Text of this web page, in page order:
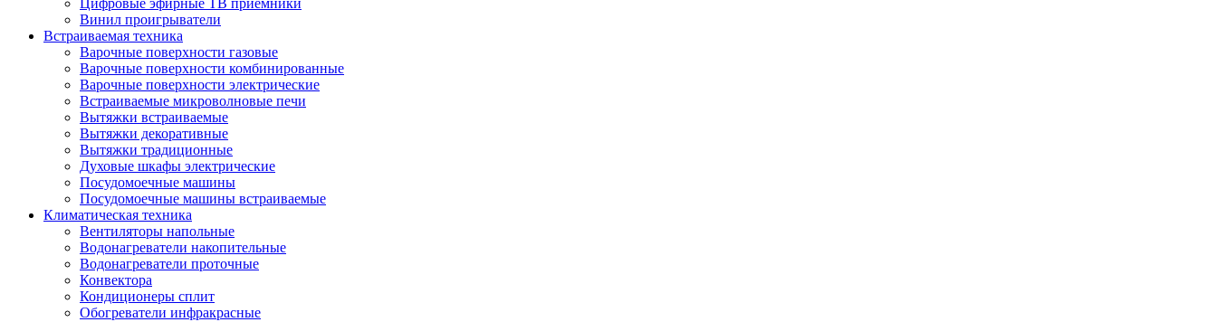
Цифровые эфирные ТВ приёмники
Винил проигрыватели
Встраиваемая техника
Варочные поверхности газовые
Варочные поверхности комбинированные
Варочные поверхности электрические
Встраиваемые микроволновые печи
Вытяжки встраиваемые
Вытяжки декоративные
Вытяжки традиционные
Духовые шкафы электрические
Посудомоечные машины
Посудомоечные машины встраиваемые
Климатическая техника
Вентиляторы напольные
Водонагреватели накопительные
Водонагреватели проточные
Конвектора
Кондиционеры сплит
Обогреватели инфракрасные